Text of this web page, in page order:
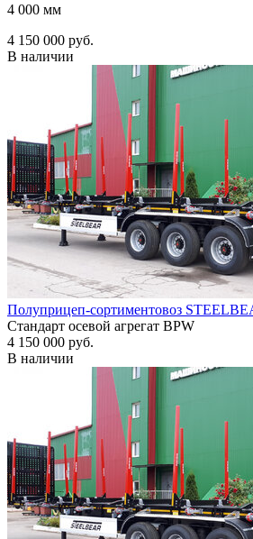
4 000 мм
4 150 000 руб.
В наличии
Полуприцеп-сортиментовоз
Стандарт осевой агрегат BPW
4 150 000 руб.
В наличии